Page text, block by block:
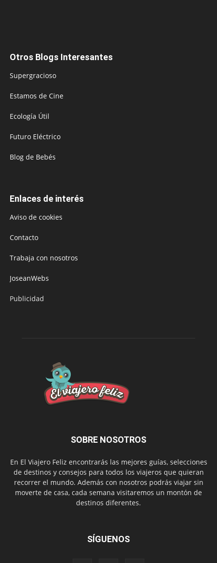
Otros Blogs Interesantes
Supergracioso
Estamos de Cine
Ecología Útil
Futuro Eléctrico
Blog de Bebés
Enlaces de interés
Aviso de cookies
Contacto
Trabaja con nosotros
JoseanWebs
Publicidad
SOBRE NOSOTROS
En El Viajero Feliz encontrarás las mejores guías, selecciones
de destinos y consejos para todos los viajeros que quieran
recorrer el mundo. Además con nosotros podrás viajar sin
moverte de casa, cada semana visitaremos un montón de
destinos diferentes.
SÍGUENOS